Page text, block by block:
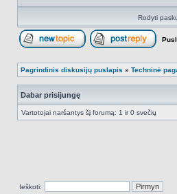
Rodyti
Pagrindinis diskusijų puslapis » Techninė
Dabar prisijungę
Vartotojai naršantys šį forumą: 1 ir 0 svečių
Ieškoti: